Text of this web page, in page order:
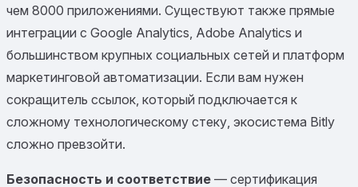
чем 8000 приложениями. Существуют также прямые
интеграции с Google Analytics, Adobe Analytics и
большинством крупных социальных сетей и платформ
маркетинговой автоматизации. Если вам нужен
сокращитель ссылок, который подключается к
сложному технологическому стеку, экосистема Bitly
сложно превзойти.
Безопасность и соответствие — сертификация